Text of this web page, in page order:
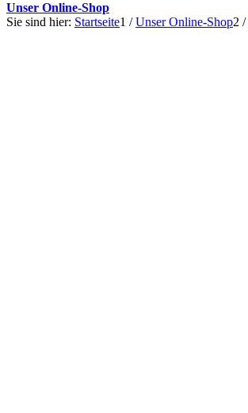
Unser Online-Shop
Sie sind hier: Startseite1 / Unser Online-Shop2 /